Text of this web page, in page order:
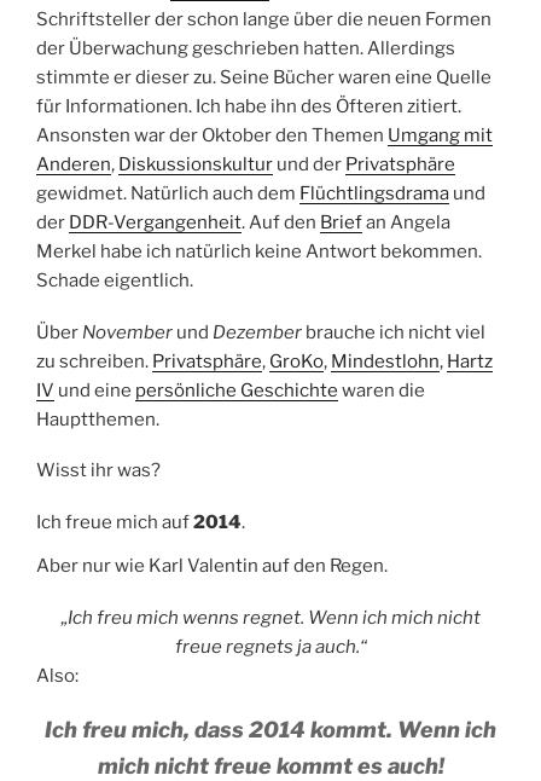
Schriftsteller der schon lange über die neuen Formen
der Überwachung geschrieben hatten. Allerdings
stimmte er dieser zu. Seine Bücher waren eine Quelle
für Informationen. Ich habe ihn des Öfteren zitiert.
Ansonsten war der Oktober den Themen Umgang mit
Anderen, Diskussionskultur und der Privatsphäre
gewidmet. Natürlich auch dem Flüchtlingsdrama und
der DDR-Vergangenheit. Auf den Briefan Angela
Merkel habe ich natürlich keine Antwort bekommen.
Schade eigentlich.
Über November und Dezember brauche ich nicht viel
zu schreiben. Privatsphäre, GroKo, Mindestlohn, Hartz
IV und eine persönliche Geschichte waren die
Hauptthemen.
Wisst ihr was?
Ich freue mich auf2014.
Aber nur wie Karl Valentin auf den Regen.
„Ich freu mich wenns regnet. Wenn ich mich nicht
freue regnets ja auch.“
Also:
Ich freu mich, dass 2014 kommt. Wenn ich
mich nicht freue kommt es auch!